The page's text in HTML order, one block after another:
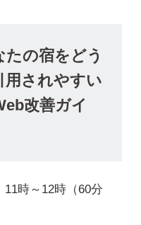
たの宿をどう
用されやすい
改善ガイ
時～12時（60分